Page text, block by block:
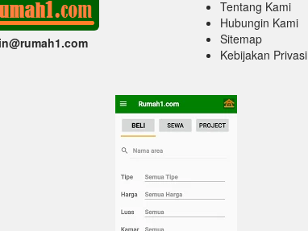
.com
Tentang Kami
Hubungin Kami
Sitemap
Kebijakan Privasi